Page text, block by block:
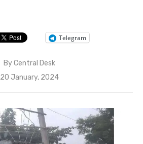
Telegram
ByCentral Desk
Posted
20 January, 2024